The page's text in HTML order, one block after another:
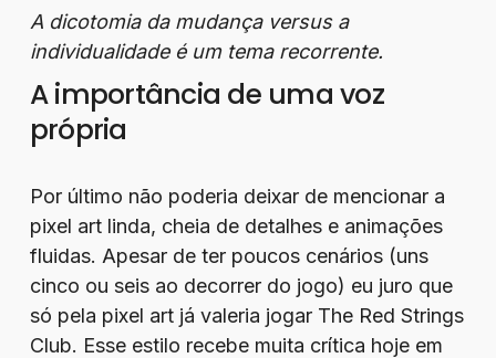
A dicotomia da mudança versus a
individualidade é um tema recorrente.
A importância de uma voz
própria
Por último não poderia deixar de mencionar a
pixel art linda, cheia de detalhes e animações
fluidas. Apesar de ter poucos cenários (uns
cinco ou seis ao decorrer do jogo) eu juro que
só pela pixel art já valeria jogar The Red Strings
Club. Esse estilo recebe muita crítica hoje em